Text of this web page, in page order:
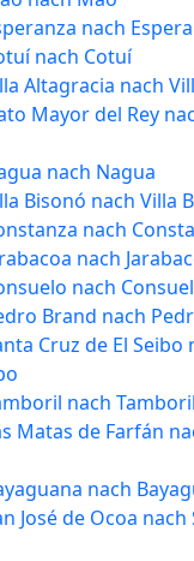
nach
nach Cotuí
Altagracia nach
Mayor del Rey
nach Nagua
Bisonó nach Villa
nach
nach
nach
Brand nach
Cruz de El Seibo
nach Tamboril
Matas de Farfán
nach
José de Ocoa nach